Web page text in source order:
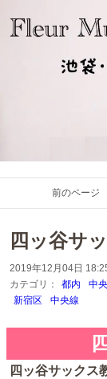
前のページ
四ッ谷サ
2019年12月04日
カテゴリ：
都内 中
新宿区
中央線
四ッ谷サックス